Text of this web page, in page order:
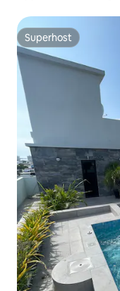
Superhost
Superhost